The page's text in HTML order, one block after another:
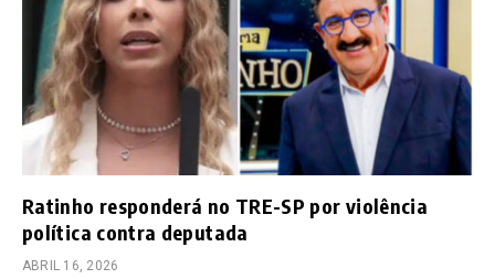
Ratinho responderá no TRE-SP por violência
política contra deputada
ABRIL 16, 2026